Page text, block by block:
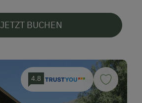
JETZT BUCHEN
4.8